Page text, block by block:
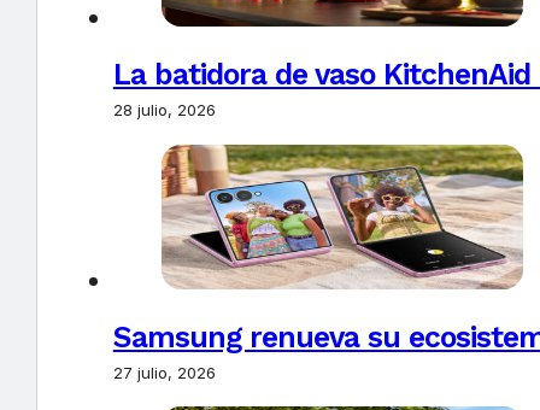
La batidora de vaso
28 julio, 2026
Samsung renueva su
27 julio, 2026